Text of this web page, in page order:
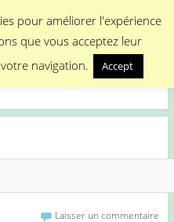
Laisser un commentaire
pour améliorer l'expérience
que vous acceptez leur
navigation.
Accept